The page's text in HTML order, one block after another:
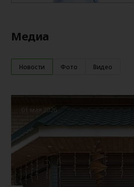
Медиа
Новости Фото Видео
01 мая 2026